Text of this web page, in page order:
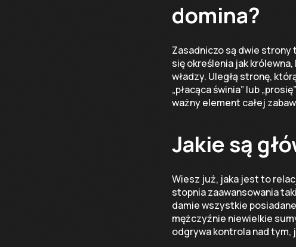
domina?
Zasadniczo są dwie strony
się określenia jak
władzy. Uległą stronę,
„płacąca świnia” lub
ważny element całej
Jakie są
Wiesz już, jaka jest to
stopnia zaawansowania
damie wszystkie
mężczyźnie niewielkie
odgrywa kontrola nad tym,